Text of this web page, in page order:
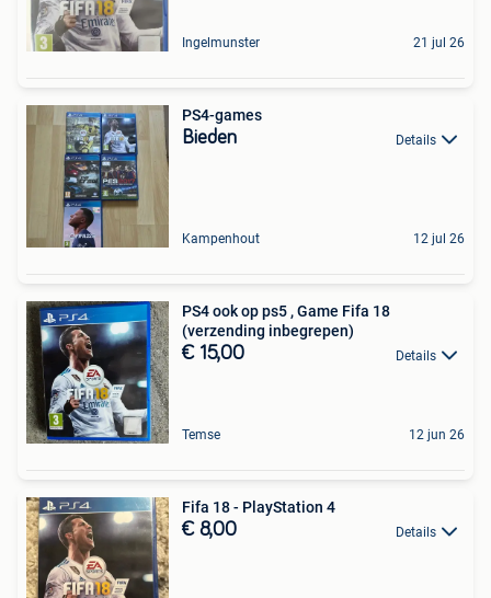
Ingelmunster 21 jul 26
PS4-games
Bieden Details
Kampenhout 12 jul 26
PS4 ook op ps5 , Game Fifa 18
(verzending inbegrepen)
€ 15,00 Details
Temse 12 jun 26
Fifa 18 - PlayStation 4
€ 8,00 Details